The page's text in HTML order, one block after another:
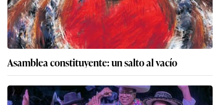
Asamblea constituyente: un salto al vacío